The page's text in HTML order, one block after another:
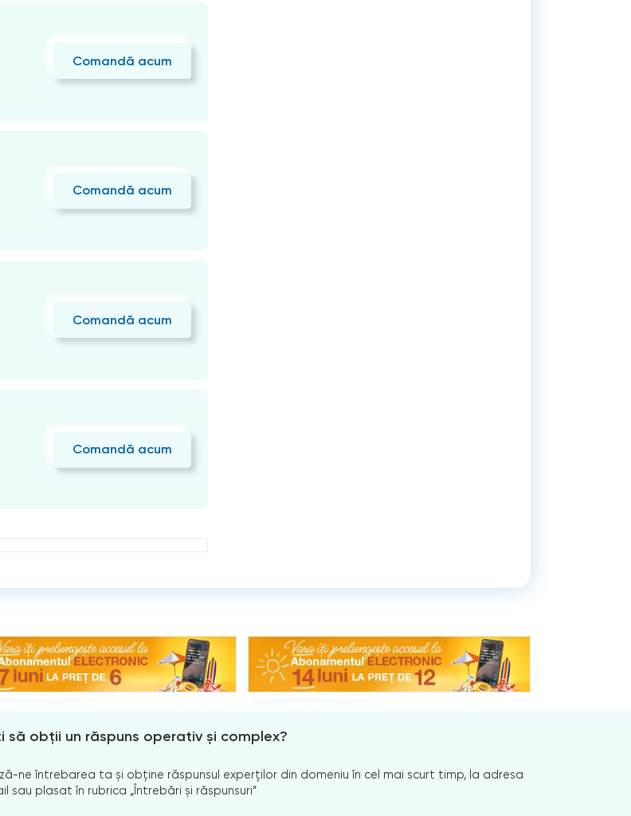
Comandă acum
Comandă acum
Comandă acum
Comandă acum
să obții un răspuns operativ și complex?
ne întrebarea ta și obține răspunsul experților din domeniu în cel mai scurt timp, la adresa
sau plasat în rubrica „Întrebări și răspunsuri”